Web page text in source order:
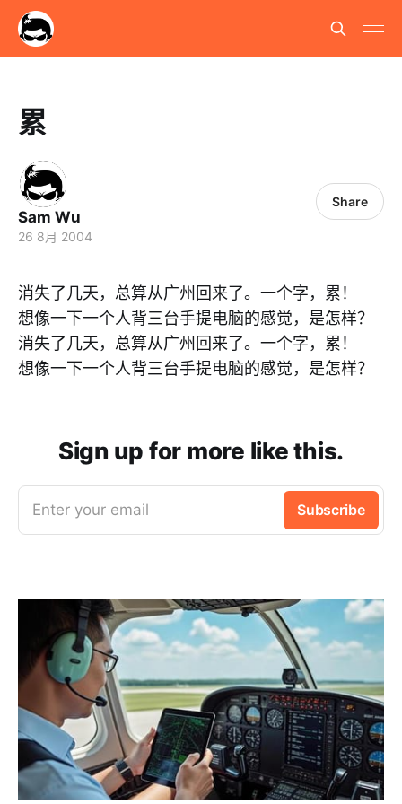
累
Sam Wu
26 8月 2004
Share
消失了几天，总算从广州回来了。一个字，累！
想像一下一个人背三台手提电脑的感觉，是怎样？
消失了几天，总算从广州回来了。一个字，累！
想像一下一个人背三台手提电脑的感觉，是怎样？
Sign up for more like this.
Enter your email Subscribe